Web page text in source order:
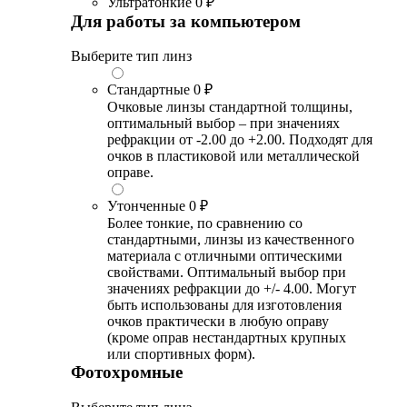
Для работы за компьютером
Выберите тип линз
Стандартные 0 ₽
Очковые линзы стандартной толщины,
оптимальный выбор – при значениях
рефракции от -2.00 до +2.00. Подходят для
очков в пластиковой или металлической
оправе.
Утонченные 0 ₽
Более тонкие, по сравнению со
стандартными, линзы из качественного
материала с отличными оптическими
свойствами. Оптимальный выбор при
значениях рефракции до +/- 4.00. Могут
быть использованы для изготовления
очков практически в любую оправу
(кроме оправ нестандартных крупных
или спортивных форм).
Фотохромные